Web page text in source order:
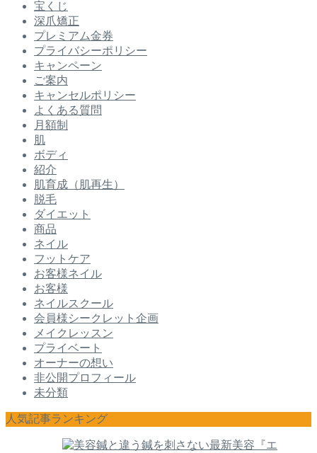
宝くじ
深爪矯正
プレミアム金券
プライバシーポリシー
キャンペーン
ご案内
キャンセルポリシー
よくある質問
月額制
肌
ボディ
紹介
肌育成（肌再生）
脱毛
ダイエット
商品
ネイル
フットケア
お客様ネイル
お客様
ネイルスクール
会員様シークレット企画
メイクレッスン
プライベート
オーナーの想い
非公開プロフィール
未分類
人気記事ランキング